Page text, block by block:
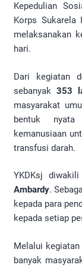
Kepedulian
Korps Sukarela
melaksanakan
hari.
Dari kegiatan
sebanyak 353
masyarakat
bentuk
kemanusiaan
transfusi darah.
YKDKsj
Ambardy.
kepada para
kepada setiap
Melalui
banyak